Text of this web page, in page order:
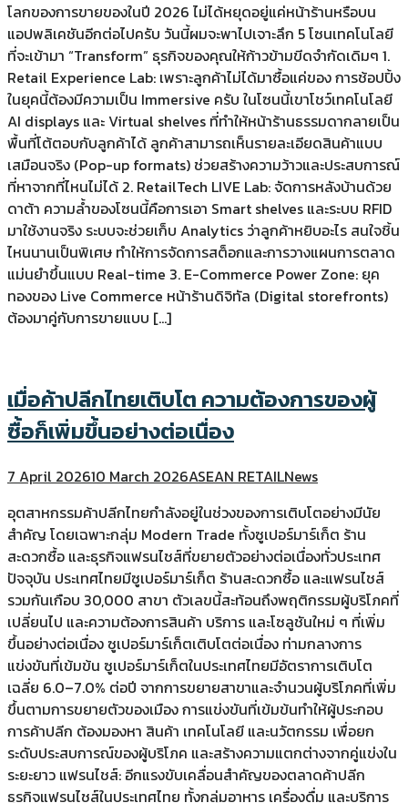
โลกของการขายของในปี 2026 ไม่ได้หยุดอยู่แค่หน้าร้านหรือบน
แอปพลิเคชันอีกต่อไปครับ วันนี้ผมจะพาไปเจาะลึก 5 โซนเทคโนโลยี
ที่จะเข้ามา “Transform” ธุรกิจของคุณให้ก้าวข้ามขีดจำกัดเดิมๆ 1.
Retail Experience Lab: เพราะลูกค้าไม่ได้มาซื้อแค่ของ การช้อปปิ้ง
ในยุคนี้ต้องมีความเป็น Immersive ครับ ในโซนนี้เขาโชว์เทคโนโลยี
AI displays และ Virtual shelves ที่ทำให้หน้าร้านธรรมดากลายเป็น
พื้นที่โต้ตอบกับลูกค้าได้ ลูกค้าสามารถเห็นรายละเอียดสินค้าแบบ
เสมือนจริง (Pop-up formats) ช่วยสร้างความว้าวและประสบการณ์
ที่หาจากที่ไหนไม่ได้ 2. RetailTech LIVE Lab: จัดการหลังบ้านด้วย
ดาต้า ความล้ำของโซนนี้คือการเอา Smart shelves และระบบ RFID
มาใช้งานจริง ระบบจะช่วยเก็บ Analytics ว่าลูกค้าหยิบอะไร สนใจชิ้น
ไหนนานเป็นพิเศษ ทำให้การจัดการสต็อกและการวางแผนการตลาด
แม่นยำขึ้นแบบ Real-time 3. E-Commerce Power Zone: ยุค
ทองของ Live Commerce หน้าร้านดิจิทัล (Digital storefronts)
ต้องมาคู่กับการขายแบบ […]
เมื่อค้าปลีกไทยเติบโต ความต้องการของผู้
ซื้อก็เพิ่มขึ้นอย่างต่อเนื่อง
7 April 202610 March 2026ASEAN RETAILNews
อุตสาหกรรมค้าปลีกไทยกำลังอยู่ในช่วงของการเติบโตอย่างมีนัย
สำคัญ โดยเฉพาะกลุ่ม Modern Trade ทั้งซูเปอร์มาร์เก็ต ร้าน
สะดวกซื้อ และธุรกิจแฟรนไชส์ที่ขยายตัวอย่างต่อเนื่องทั่วประเทศ
ปัจจุบัน ประเทศไทยมีซูเปอร์มาร์เก็ต ร้านสะดวกซื้อ และแฟรนไชส์
รวมกันเกือบ 30,000 สาขา ตัวเลขนี้สะท้อนถึงพฤติกรรมผู้บริโภคที่
เปลี่ยนไป และความต้องการสินค้า บริการ และโซลูชันใหม่ ๆ ที่เพิ่ม
ขึ้นอย่างต่อเนื่อง ซูเปอร์มาร์เก็ตเติบโตต่อเนื่อง ท่ามกลางการ
แข่งขันที่เข้มข้น ซูเปอร์มาร์เก็ตในประเทศไทยมีอัตราการเติบโต
เฉลี่ย 6.0–7.0% ต่อปี จากการขยายสาขาและจำนวนผู้บริโภคที่เพิ่ม
ขึ้นตามการขยายตัวของเมือง การแข่งขันที่เข้มข้นทำให้ผู้ประกอบ
การค้าปลีก ต้องมองหา สินค้า เทคโนโลยี และนวัตกรรม เพื่อยก
ระดับประสบการณ์ของผู้บริโภค และสร้างความแตกต่างจากคู่แข่งใน
ระยะยาว แฟรนไชส์: อีกแรงขับเคลื่อนสำคัญของตลาดค้าปลีก
ธุรกิจแฟรนไชส์ในประเทศไทย ทั้งกลุ่มอาหาร เครื่องดื่ม และบริการ